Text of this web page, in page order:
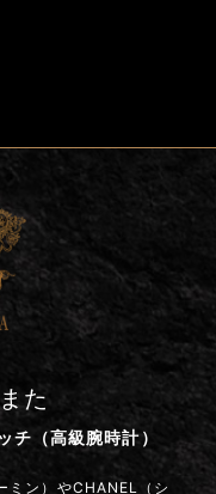
た
チ（高級腕時計）
ミン）やCHANEL（シ